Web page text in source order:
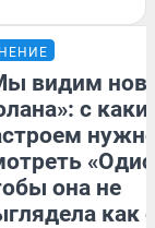
видим
с
она не
как